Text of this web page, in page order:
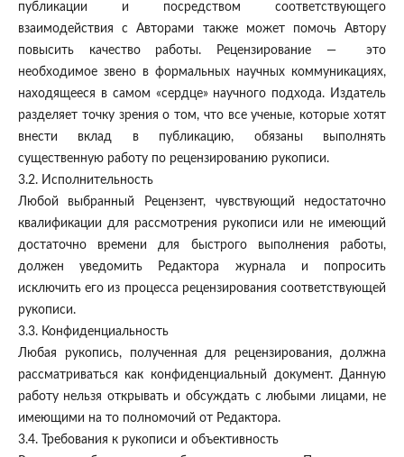
публикации и посредством соответствующего
взаимодействия с Авторами также может помочь Автору
повысить качество работы. Рецензирование — это
необходимое звено в формальных научных коммуникациях,
находящееся в самом «сердце» научного подхода. Издатель
разделяет точку зрения о том, что все ученые, которые хотят
внести вклад в публикацию, обязаны выполнять
существенную работу по рецензированию рукописи.
3.2. Исполнительность
Любой выбранный Рецензент, чувствующий недостаточно
квалификации для рассмотрения рукописи или не имеющий
достаточно времени для быстрого выполнения работы,
должен уведомить Редактора журнала и попросить
исключить его из процесса рецензирования соответствующей
рукописи.
3.3. Конфиденциальность
Любая рукопись, полученная для рецензирования, должна
рассматриваться как конфиденциальный документ. Данную
работу нельзя открывать и обсуждать с любыми лицами, не
имеющими на то полномочий от Редактора.
3.4. Требования к рукописи и объективность